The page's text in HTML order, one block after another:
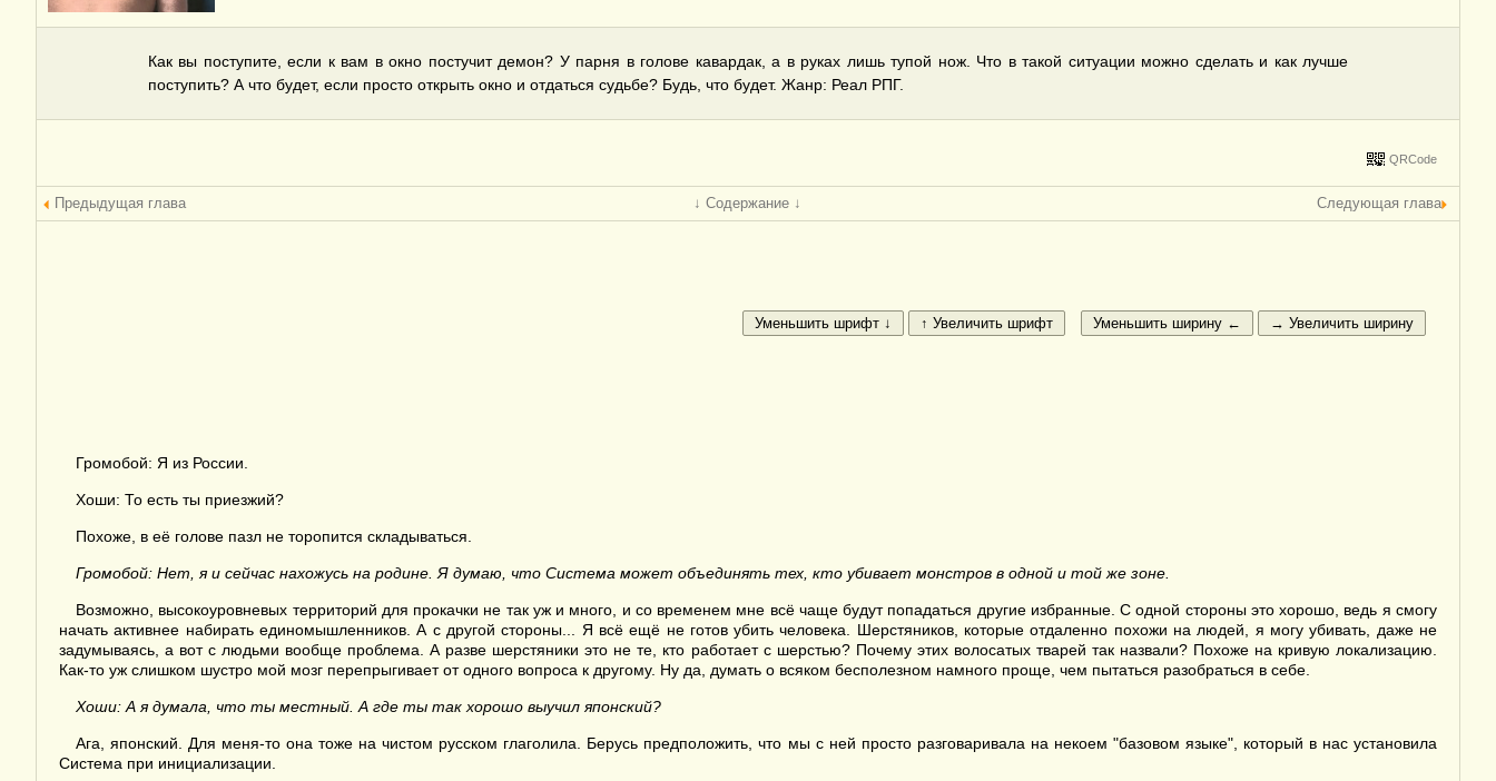
Как вы поступите, если к вам в окно постучит демон? У парня в голове кавардак, а в руках лишь тупой нож. Что в такой ситуации можно сделать и как лучше
поступить? А что будет, если просто открыть окно и отдаться судьбе? Будь, что будет. Жанр: Реал РПГ.
QRCode
Предыдущая глава ↓ Содержание ↓ Следующая глава
Громобой: Я из России.
Хоши: То есть ты приезжий?
Похоже, в её голове пазл не торопится складываться.
Громобой: Нет, я и сейчас нахожусь на родине. Я думаю, что Система может объединять тех, кто убивает монстров в одной и той же зоне.
Возможно, высокоуровневых территорий для прокачки не так уж и много, и со временем мне всё чаще будут попадаться другие избранные. С одной стороны это хорошо, ведь я смогу
начать активнее набирать единомышленников. А с другой стороны... Я всё ещё не готов убить человека. Шерстяников, которые отдаленно похожи на людей, я могу убивать, даже не
задумываясь, а вот с людьми вообще проблема. А разве шерстяники это не те, кто работает с шерстью? Почему этих волосатых тварей так назвали? Похоже на кривую локализацию.
Как-то уж слишком шустро мой мозг перепрыгивает от одного вопроса к другому. Ну да, думать о всяком бесполезном намного проще, чем пытаться разобраться в себе.
Хоши: А я думала, что ты местный. А где ты так хорошо выучил японский?
Ага, японский. Для меня-то она тоже на чистом русском глаголила. Берусь предположить, что мы с ней просто разговаривала на некоем "базовом языке", который в нас установила
Система при инициализации.